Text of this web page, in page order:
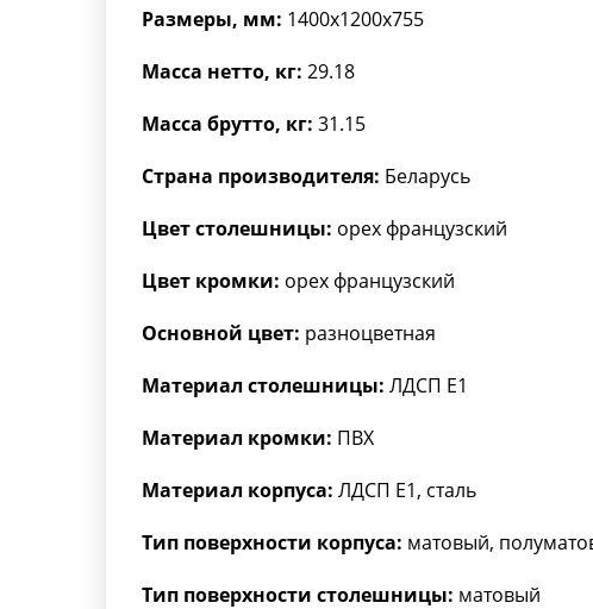
Размеры, мм: 1400x1200x755
Масса нетто, кг: 29.18
Масса брутто, кг: 31.15
Страна производителя: Беларусь
Цвет столешницы: орех французский
Цвет кромки: орех французский
Основной цвет: разноцветная
Материал столешницы: ЛДСП Е1
Материал кромки: ПВХ
Материал корпуса: ЛДСП Е1, сталь
Тип поверхности корпуса: матовый,
Тип поверхности столешницы: матовый